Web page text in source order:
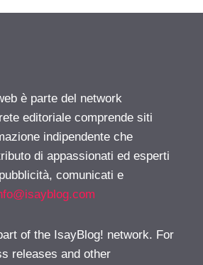
è parte del network
editoriale comprende siti
indipendente che
di appassionati ed esperti
comunicati e
of the IsayBlog! network. For
releases and other